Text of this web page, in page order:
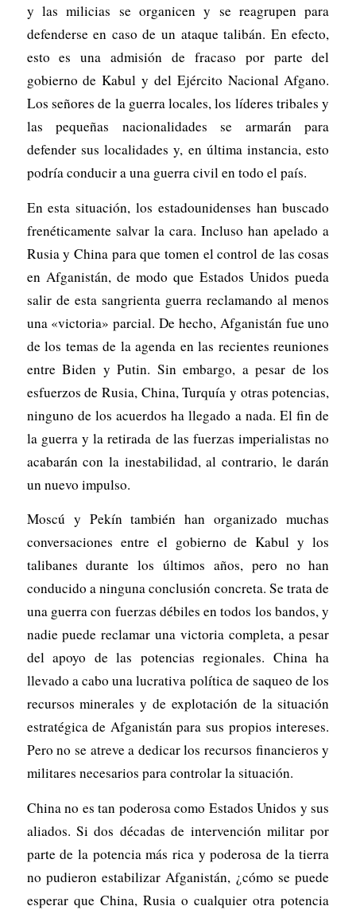
y las milicias se organicen y se reagrupen para
defenderse en caso de un ataque talibán. En efecto,
esto es una admisión de fracaso por parte del
gobierno de Kabul y del Ejército Nacional Afgano.
Los señores de la guerra locales, los líderes tribales y
las pequeñas nacionalidades se armarán para
defender sus localidades y, en última instancia, esto
podría conducir a una guerra civil en todo el país.
En esta situación, los estadounidenses han buscado
frenéticamente salvar la cara. Incluso han apelado a
Rusia y China para que tomen el control de las cosas
en Afganistán, de modo que Estados Unidos pueda
salir de esta sangrienta guerra reclamando al menos
una «victoria» parcial. De hecho, Afganistán fue uno
de los temas de la agenda en las recientes reuniones
entre Biden y Putin. Sin embargo, a pesar de los
esfuerzos de Rusia, China, Turquía y otras potencias,
ninguno de los acuerdos ha llegado a nada. El fin de
la guerra y la retirada de las fuerzas imperialistas no
acabarán con la inestabilidad, al contrario, le darán
un nuevo impulso.
Moscú y Pekín también han organizado muchas
conversaciones entre el gobierno de Kabul y los
talibanes durante los últimos años, pero no han
conducido a ninguna conclusión concreta. Se trata de
una guerra con fuerzas débiles en todos los bandos, y
nadie puede reclamar una victoria completa, a pesar
del apoyo de las potencias regionales. China ha
llevado a cabo una lucrativa política de saqueo de los
recursos minerales y de explotación de la situación
estratégica de Afganistán para sus propios intereses.
Pero no se atreve a dedicar los recursos financieros y
militares necesarios para controlar la situación.
China no es tan poderosa como Estados Unidos y sus
aliados. Si dos décadas de intervención militar por
parte de la potencia más rica y poderosa de la tierra
no pudieron estabilizar Afganistán, ¿cómo se puede
esperar que China, Rusia o cualquier otra potencia